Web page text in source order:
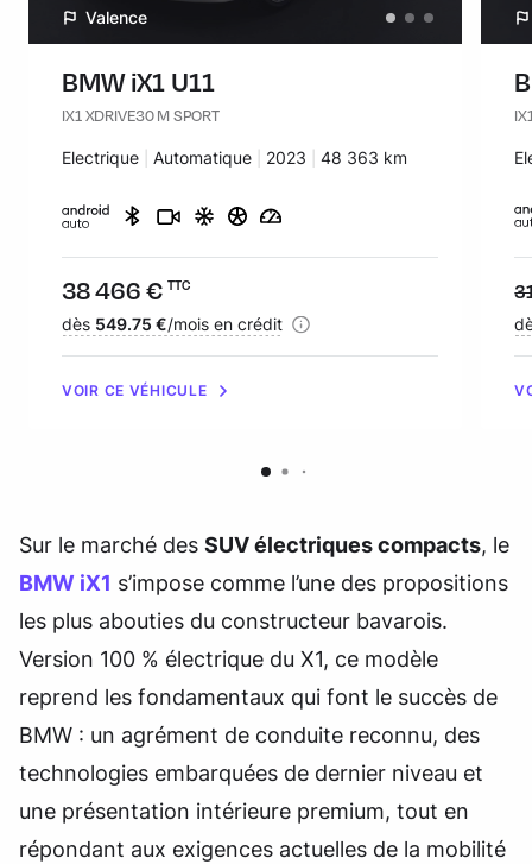
Valence
BMW iX1 U11
IX1 XDRIVE30 M SPORT
Carburant :
Electrique Transmission :
Automatique Années :
2023 Kilomètres :
48 363 km
Prix :
38 466 € TTC
Financement :
dès 549.75 €/mois en crédit
VOIR CE VÉHICULE
Sur le marché des SUV électriques compacts, le
BMW iX1 s’impose comme l’une des propositions
les plus abouties du constructeur bavarois.
Version 100 % électrique du X1, ce modèle
reprend les fondamentaux qui font le succès de
BMW : un agrément de conduite reconnu, des
technologies embarquées de dernier niveau et
une présentation intérieure premium, tout en
répondant aux exigences actuelles de la mobilité